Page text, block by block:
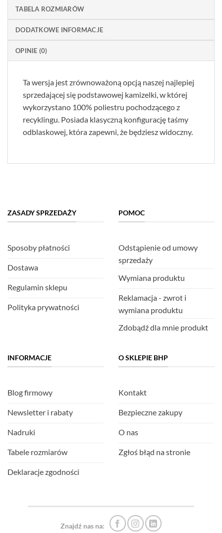
TABELA ROZMIARÓW
DODATKOWE INFORMACJE
OPINIE (0)
Ta wersja jest zrównoważoną opcją naszej najlepiej
sprzedającej się podstawowej kamizelki, w której
wykorzystano 100% poliestru pochodzącego z
recyklingu. Posiada klasyczną konfigurację taśmy
odblaskowej, która zapewni, że będziesz widoczny.
ZASADY SPRZEDAŻY
Sposoby płatności
Dostawa
Regulamin sklepu
Polityka prywatności
POMOC
Odstąpienie od umowy
sprzedaży
Wymiana produktu
Reklamacja - zwrot i
wymiana produktu
Zdobądź dla mnie produkt
INFORMACJE
Blog firmowy
Newsletter i rabaty
Nadruki
Tabele rozmiarów
Deklaracje zgodności
O SKLEPIE BHP
Kontakt
Bezpieczne zakupy
O nas
Zgłoś błąd na stronie
Znajdź nas na: